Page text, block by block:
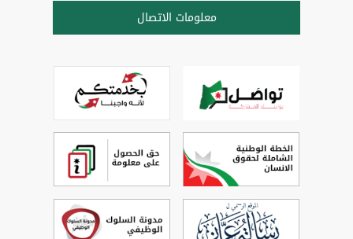
معلومات الاتصال